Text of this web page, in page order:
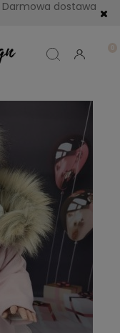
Darmowa dostawa